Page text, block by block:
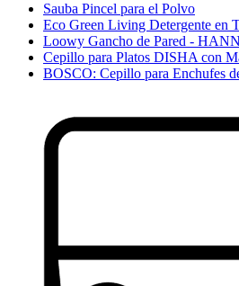
Sauba Pincel para el Polvo
Eco Green Living Detergente en
Loowy Gancho de Pared -
Cepillo para Platos DISHA con
BOSCO: Cepillo para Enchufes